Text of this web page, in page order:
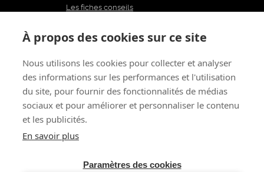
Les fiches conseils
Le blog
Restons connectés
© 2011 - 2026 LOVE AND VIBES Tous droits réservés
À propos des cookies sur ce site
Nous utilisons les cookies pour collecter et analyser
des informations sur les performances et l'utilisation
du site, pour fournir des fonctionnalités de médias
sociaux et pour améliorer et personnaliser le contenu
et les publicités.
En savoir plus
Paramètres des cookies